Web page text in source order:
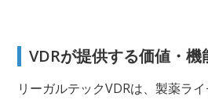
VDRが提供する価値・機
リーガルテックVDRは、製薬ラ